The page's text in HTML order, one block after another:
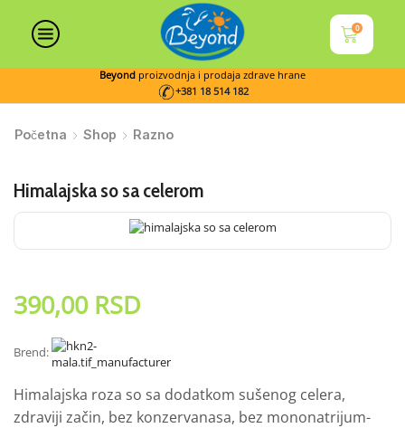
0
Beyond proizvodnja i prodaja zdrave hrane
+381 18 514 182
Početna Shop Razno
Himalajska so sa celerom
390,00 RSD
Brend:
Himalajska roza so sa dodatkom sušenog celera,
zdraviji začin, bez konzervanasa, bez mononatrijum-